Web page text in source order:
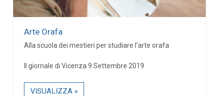
Arte Orafa
Alla scuola dei mestieri per studiare l'arte orafa
Il giornale di Vicenza 9 Settembre 2019
VISUALIZZA »